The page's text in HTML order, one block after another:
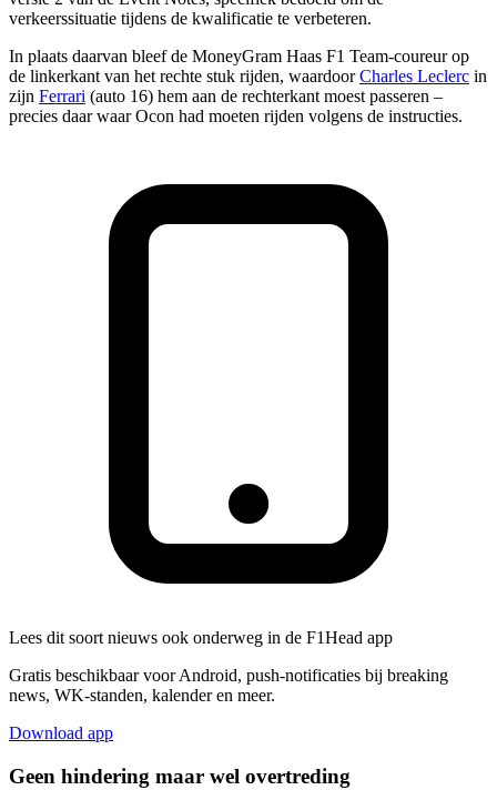
verkeerssituatie tijdens de kwalificatie te verbeteren.
In plaats daarvan bleef de MoneyGram Haas F1 Team-coureur op
de linkerkant van het rechte stuk rijden, waardoorCharles Leclerc in
zijn Ferrari (auto 16) hem aan de rechterkant moest passeren –
precies daar waar Ocon had moeten rijden volgens de instructies.
Lees dit soort nieuws ook onderweg in de F1Head app
Gratis beschikbaar voor Android, push-notificaties bij breaking
news, WK-standen, kalender en meer.
Download app
Geen hindering maar wel overtreding